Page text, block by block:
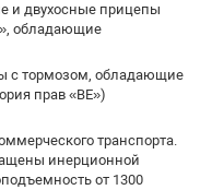
и двухосные прицепы
обладающие
с тормозом, обладающие
прав «BE»)
транспорта.
инерционной
от 1300